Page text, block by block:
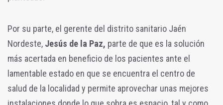
Por su parte, el gerente del distrito sanitario Jaén
Nordeste, Jesús de la Paz, parte de que es la solución
más acertada en beneficio de los pacientes ante el
lamentable estado en que se encuentra el centro de
salud de la localidad y permite aprovechar unas mejores